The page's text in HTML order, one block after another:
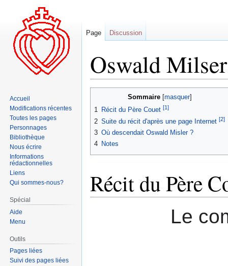
Oswald Milser
navigation
recherche
Sommaire
1 Récit du Père Couet [1]
2 Suite du récit d'après une page Internet [2]
3 Où descendait Oswald Misler ?
4 Notes
Récit du Père
Le
Page Discussion
Accueil
Modifications récentes
Toutes les pages
Personnages
Bibliothèque
Nous écrire
Informations
rédactionnelles
Liens
Qui sommes-nous?
Spécial
Aide
Menu
Outils
Pages liées
Suivi des pages liées